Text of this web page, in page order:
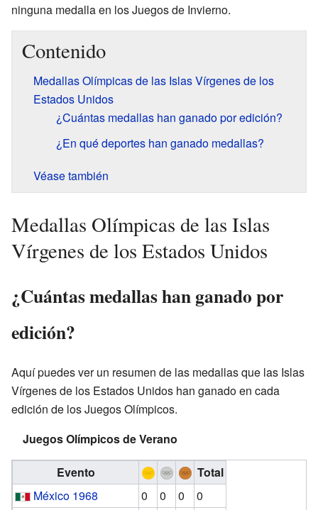
ninguna medalla en los Juegos de Invierno.
Contenido
Medallas Olímpicas de las Islas Vírgenes de los
Estados Unidos
¿Cuántas medallas han ganado por edición?
¿En qué deportes han ganado medallas?
Véase también
Medallas Olímpicas de las Islas
Vírgenes de los Estados Unidos
¿Cuántas medallas han ganado por
edición?
Aquí puedes ver un resumen de las medallas que las Islas
Vírgenes de los Estados Unidos han ganado en cada
edición de los Juegos Olímpicos.
Juegos Olímpicos de Verano
Evento
Total
México 1968
0 0 0 0